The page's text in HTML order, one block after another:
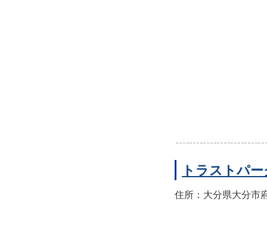
トラストパ
住所：大分県大分市